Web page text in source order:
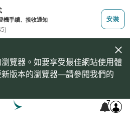
覽器。如要享受最佳網站使用體
版本的瀏覽器—請參閱我們的
7